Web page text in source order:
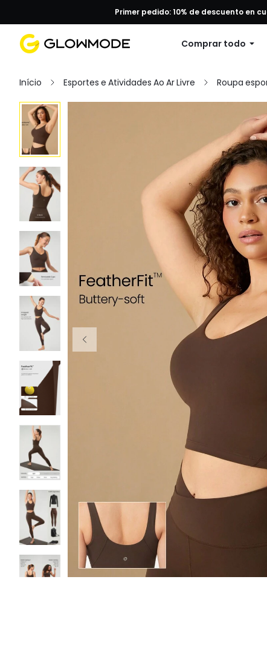
Primer pedido: 10% de descuento en
Comprar todo
Início Esportes e Atividades Ao Ar Livre Roupa